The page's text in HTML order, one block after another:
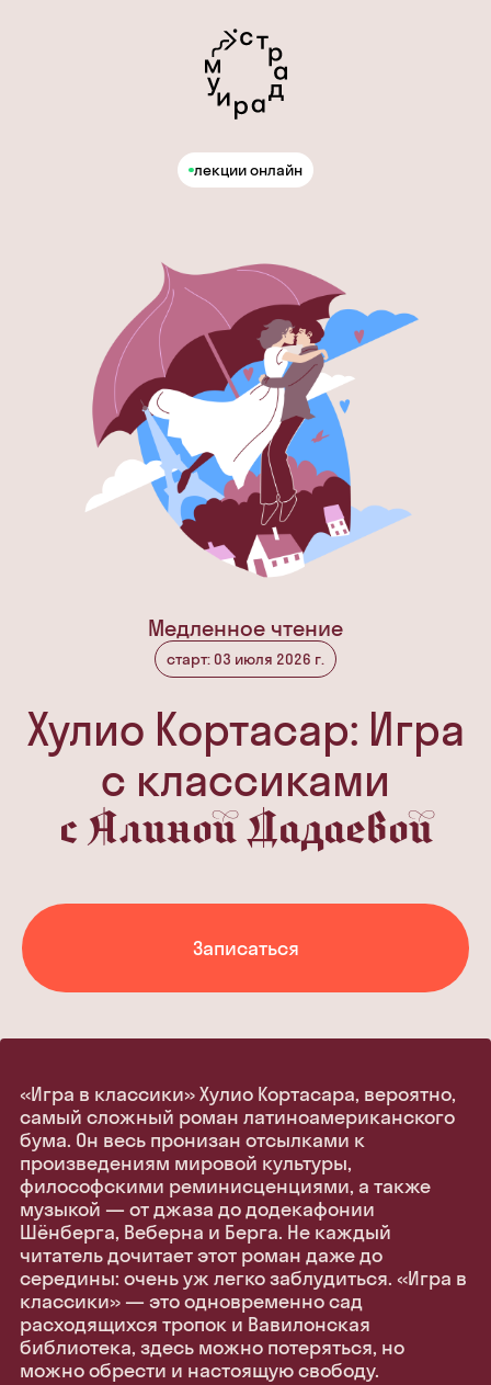
лекции онлайн
Медленное чтение
старт: 03 июля 2026 г.
Хулио Кортасар: Игра
с классиками
с Алиной Дадаевой
Записаться
«Игра в классики» Хулио Кортасара, вероятно,
самый сложный роман латиноамериканского
бума. Он весь пронизан отсылками к
произведениям мировой культуры,
философскими реминисценциями, а также
музыкой — от джаза до додекафонии
Шёнберга, Веберна и Берга. Не каждый
читатель дочитает этот роман даже до
середины: очень уж легко заблудиться. «Игра в
классики» — это одновременно сад
расходящихся тропок и Вавилонская
библиотека, здесь можно потеряться, но
можно обрести и настоящую свободу.